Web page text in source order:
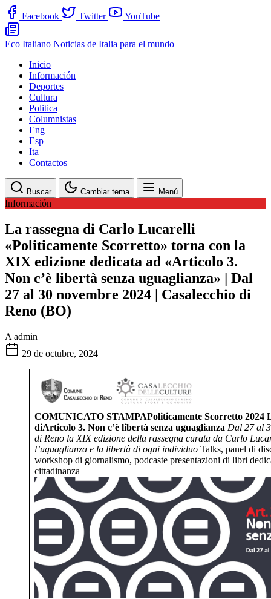
Facebook Twitter YouTube
Eco Italiano Noticias de Italia para el mundo
Inicio
Información
Deportes
Cultura
Politica
Columnistas
Eng
Esp
Ita
Contactos
Buscar Cambiar tema Menú
Información
La rassegna di Carlo Lucarelli
«Politicamente Scorretto» torna con la
XIX edizione dedicata ad «Articolo 3.
Non c’è libertà senza uguaglianza» | Dal
27 al 30 novembre 2024 | Casalecchio di
Reno (BO)
A admin
29 de octubre, 2024
COMUNICATO STAMPAPoliticamente Scorretto 2024
diArticolo 3. Non c’è libertà senza uguaglianza Dal 27 al
di Reno la XIX edizione della rassegna curata da Carlo
l’uguaglianza e la libertà di ogni individuo Talks, panel di
workshop di giornalismo, podcaste presentazioni di libri
cittadinanza